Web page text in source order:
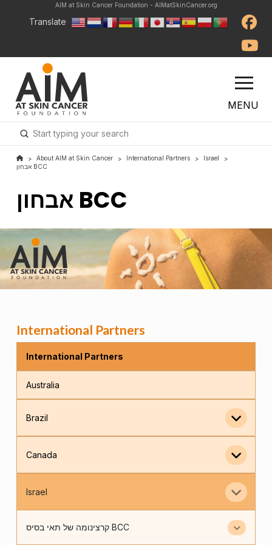
AIM at Skin Cancer Foundation - AIMatSkinCancer.org
Translate
MENU
Search
Submit
> About AIM at Skin Cancer > International Partners > Israel
>
אבחון BCC
אבחון BCC
International Partners
International Partners
Australia
Brazil
Canada
Israel
קרצינומה של תאי בסיס BCC